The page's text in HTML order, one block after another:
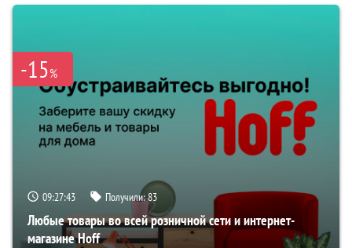
-15%
09:27:41 Получили:83
Любые товары во всей розничной сети и интернет-
магазине Hoff